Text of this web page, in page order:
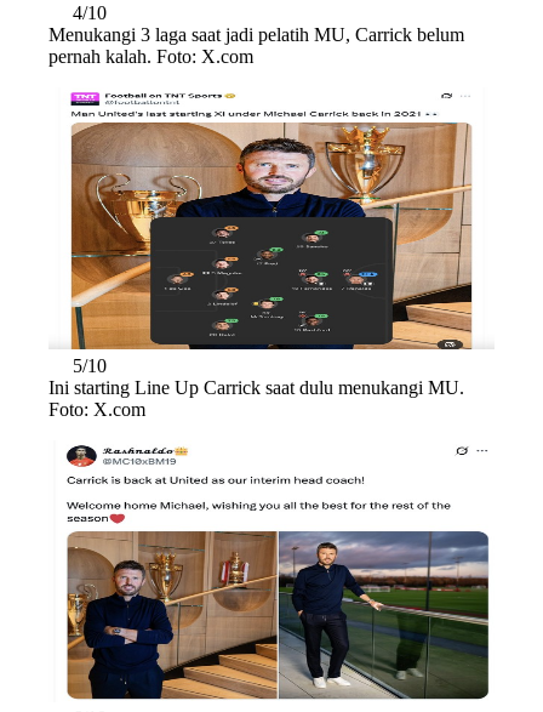
4/10
Menukangi 3 laga saat jadi pelatih MU, Carrick belum
pernah kalah. Foto: X.com
5/10
Ini starting Line Up Carrick saat dulu menukangi MU.
Foto: X.com